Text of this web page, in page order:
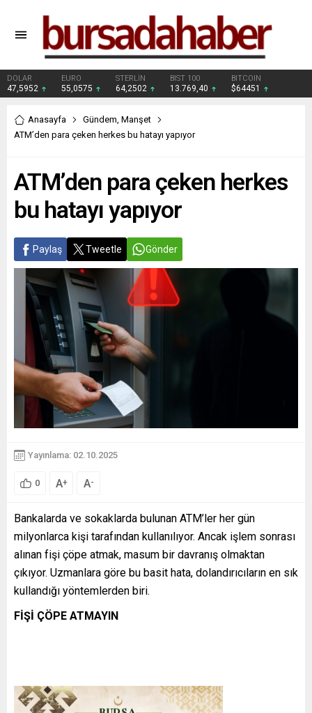
DOLAR
47,5952
EURO
55,0575
STERLİN
64,2502
BIST 100
13.769,40
BITCOIN
$64451
Anasayfa Gündem, Manşet
ATM’den para çeken herkes bu hatayı yapıyor
ATM’den para çeken herkes
bu hatayı yapıyor
Paylaş Tweetle Gönder
Yayınlama: 02.10.2025
0 A+ A-
Bankalarda ve sokaklarda bulunan ATM’ler her gün
milyonlarca kişi tarafından kullanılıyor. Ancak işlem sonrası
alınan fişi çöpe atmak, masum bir davranış olmaktan
çıkıyor. Uzmanlara göre bu basit hata, dolandırıcıların en sık
kullandığı yöntemlerden biri.
FİŞİ ÇÖPE ATMAYIN